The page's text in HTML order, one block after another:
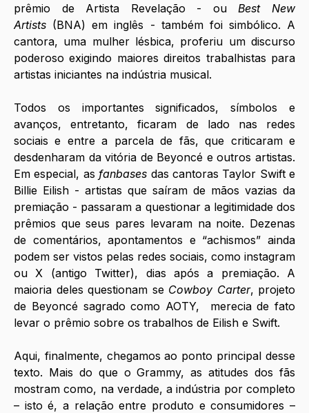
prêmio de Artista Revelação - ou Best New
Artists (BNA) em inglês - também foi simbólico. A
cantora, uma mulher lésbica, proferiu um discurso
poderoso exigindo maiores direitos trabalhistas para
artistas iniciantes na indústria musical.
Todos os importantes significados, símbolos e
avanços, entretanto, ficaram de lado nas redes
sociais e entre a parcela de fãs, que criticaram e
desdenharam da vitória de Beyoncé e outros artistas.
Em especial, as fanbases das cantoras Taylor Swift e
Billie Eilish - artistas que saíram de mãos vazias da
premiação - passaram a questionar a legitimidade dos
prêmios que seus pares levaram na noite. Dezenas
de comentários, apontamentos e “achismos” ainda
podem ser vistos pelas redes sociais, como instagram
ou X (antigo Twitter), dias após a premiação. A
maioria deles questionam se Cowboy Carter, projeto
de Beyoncé sagrado como AOTY,  merecia de fato
levar o prêmio sobre os trabalhos de Eilish e Swift.
Aqui, finalmente, chegamos ao ponto principal desse
texto. Mais do que o Grammy, as atitudes dos fãs
mostram como, na verdade, a indústria por completo
– isto é, a relação entre produto e consumidores –